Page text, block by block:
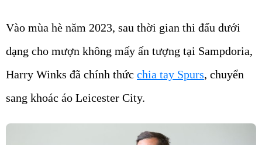
Vào mùa hè năm 2023, sau thời gian thi đấu dưới
dạng cho mượn không mấy ấn tượng tại Sampdoria,
Harry Winks đã chính thức chia tay Spurs, chuyển
sang khoác áo Leicester City.